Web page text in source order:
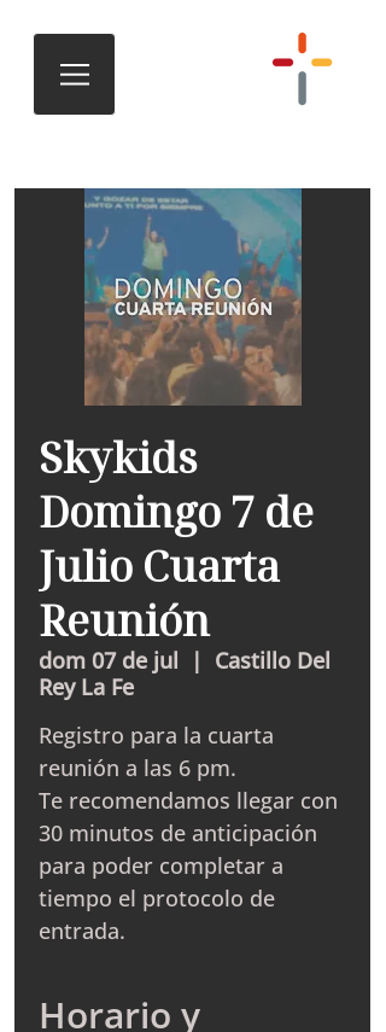
Skykids
Domingo 7 de
Julio Cuarta
Reunión
dom 07 de jul
  |
Castillo Del
Rey La Fe
Registro para la cuarta
reunión a las 6 pm.
Te recomendamos llegar con
30 minutos de anticipación
para poder completar a
tiempo el protocolo de
entrada.
Horario y